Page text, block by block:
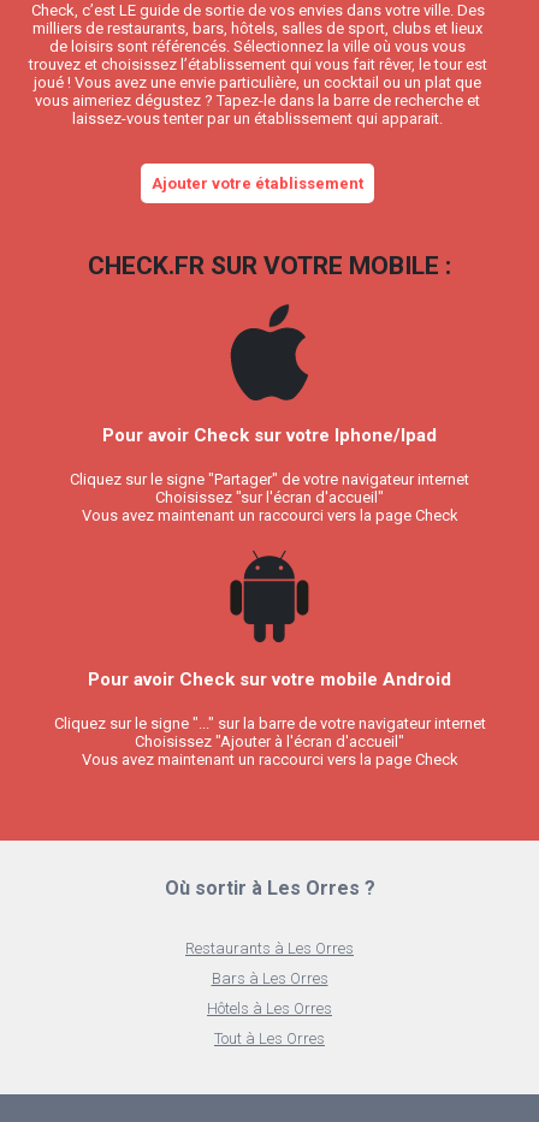
Check, c’est LE guide de sortie de vos envies dans votre ville. Des
milliers de restaurants, bars, hôtels, salles de sport, clubs et lieux
de loisirs sont référencés. Sélectionnez la ville où vous vous
trouvez et choisissez l’établissement qui vous fait rêver, le tour est
joué ! Vous avez une envie particulière, un cocktail ou un plat que
vous aimeriez dégustez ? Tapez-le dans la barre de recherche et
laissez-vous tenter par un établissement qui apparait.
Ajouter votre établissement
CHECK.FR SUR VOTRE MOBILE :
Pour avoir Check sur votre Iphone/Ipad
Cliquez sur le signe "Partager" de votre navigateur internet
Choisissez "sur l'écran d'accueil"
Vous avez maintenant un raccourci vers la page Check
Pour avoir Check sur votre mobile Android
Cliquez sur le signe "..." sur la barre de votre navigateur internet
Choisissez "Ajouter à l'écran d'accueil"
Vous avez maintenant un raccourci vers la page Check
Où sortir à Les Orres ?
Restaurants à Les Orres
Bars à Les Orres
Hôtels à Les Orres
Tout à Les Orres